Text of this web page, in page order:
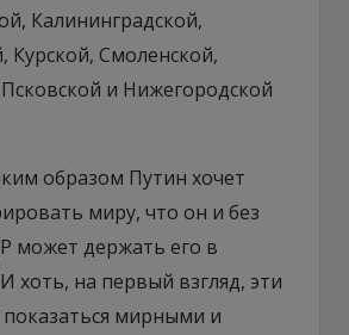
Калининградской,
Курской, Смоленской,
и Нижегородской
образом Путин хочет
миру, что он и без
может держать его в
хоть, на первый взгляд, эти
показаться мирными и